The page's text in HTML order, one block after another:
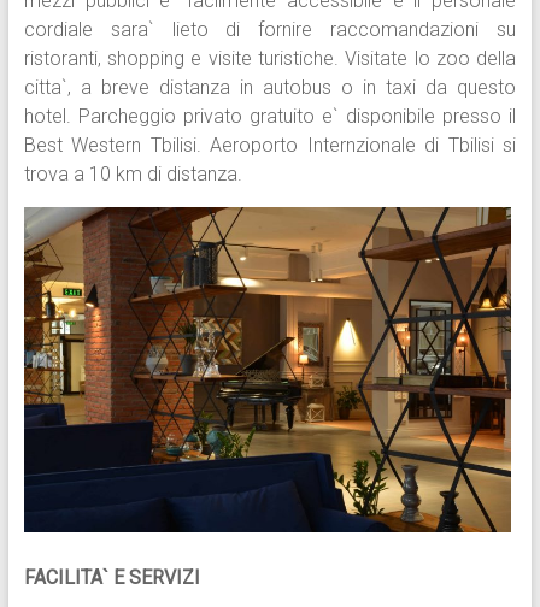
cordiale sara` lieto di fornire raccomandazioni su
ristoranti, shopping e visite turistiche. Visitate lo zoo della
citta`, a breve distanza in autobus o in taxi da questo
hotel. Parcheggio privato gratuito e` disponibile presso il
Best Western Tbilisi. Aeroporto Internzionale di Tbilisi si
trova a 10 km di distanza.
FACILITA` E SERVIZI